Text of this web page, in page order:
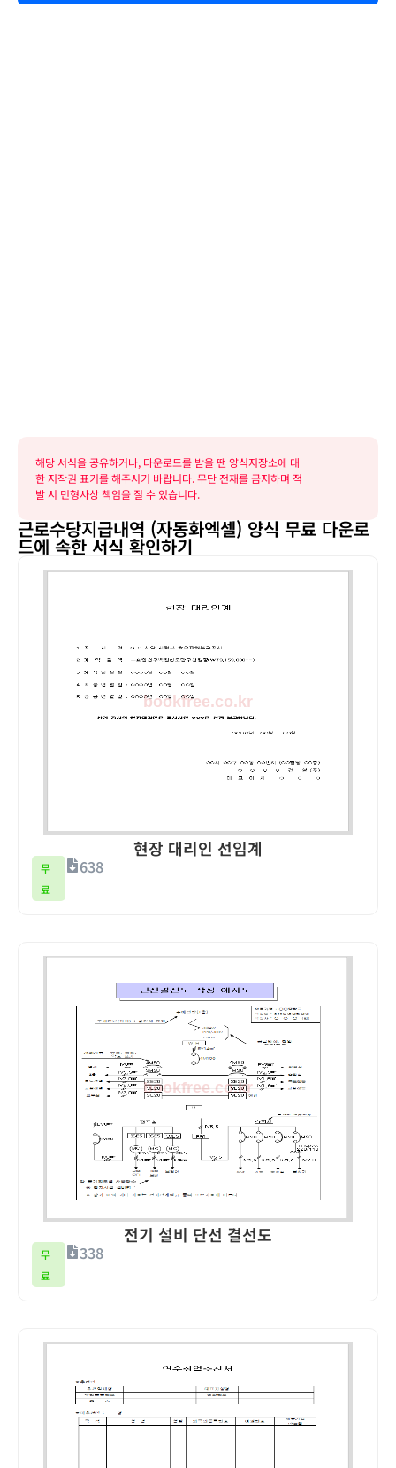
해당 서식을 공유하거나, 다운로드를 받을 땐 양식저장소에 대
한 저작권 표기를 해주시기 바랍니다. 무단 전재를 금지하며 적
발 시 민형사상 책임을 질 수 있습니다.
근로수당지급내역 (자동화엑셀) 양식 무료 다운로
드에 속한 서식 확인하기
현장 대리인 선임계
무
료
638
전기 설비 단선 결선도
무
료
338